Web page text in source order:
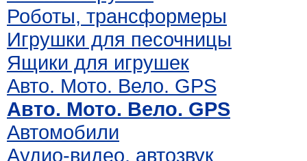
Роботы, трансформеры
Игрушки для песочницы
Ящики для игрушек
Авто. Мото. Вело. GPS
Авто. Мото. Вело. GPS
Автомобили
Аудио-видео, автозвук